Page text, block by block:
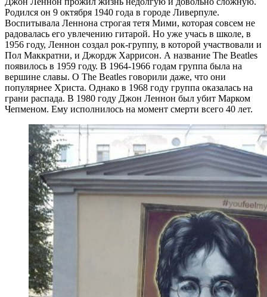
Родился он 9 октября 1940 года в городе Ливерпуле.
Воспитывала Леннона строгая тетя Мими, которая совсем не
радовалась его увлечению гитарой. Но уже учась в школе, в
1956 году, Леннон создал рок-группу, в которой участвовали и
Пол Маккратни, и Джордж Харрисон. А название The Beatles
появилось в 1959 году. В 1964-1966 годам группа была на
вершине славы. О The Beatles говорили даже, что они
популярнее Христа. Однако в 1968 году группа оказалась на
грани распада. В 1980 году Джон Леннон был убит Марком
Чепменом. Ему исполнилось на момент смерти всего 40 лет.